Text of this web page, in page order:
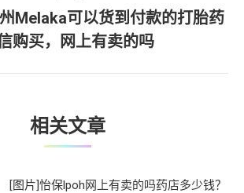
下
一
文
Melaka可以货到付款的打胎药
购买，网上有卖的吗
相关文章
[图片]怡保lpoh网上有卖的吗药店多少钱？